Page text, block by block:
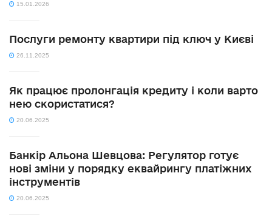
15.01.2026
Послуги ремонту квартири під ключ у Києві
26.11.2025
Як працює пролонгація кредиту і коли варто
нею скористатися?
20.06.2025
Банкір Альона Шевцова: Регулятор готує
нові зміни у порядку еквайрингу платіжних
інструментів
20.06.2025